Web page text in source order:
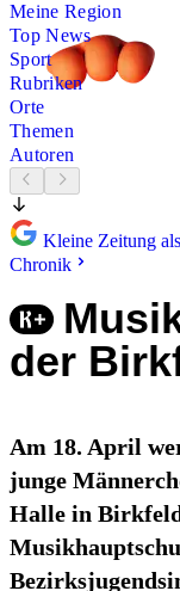
Meine Region
Top News
Sport
Rubriken
Orte
Themen
Autoren
Kleine Zeitung
Chronik
der
Am 18. April
junge
Halle in